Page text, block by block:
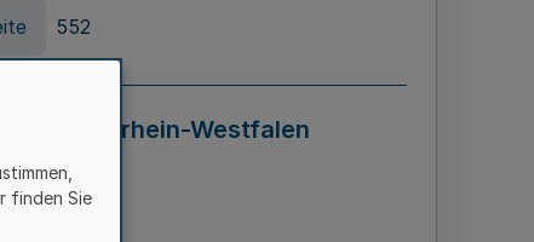
552
in Nordrhein-Westfalen
NRW)
595
finden Sie